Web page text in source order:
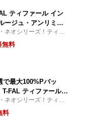
ティファール イン
ージュ・アンリミテ
・26cm・28cm L
（ガス火・IH
ネオシリーズ！ティフ
耐久性と熱伝導性を実
無料
で最大100%Pバッ
T-FAL ティファール
IHルージュ・アンリ
パン26cm L38377
ネオシリーズ！ティフ
耐久性と熱伝導性を実
料